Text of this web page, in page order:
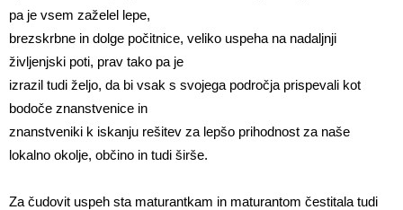
pa je vsem zaželel lepe,
brezskrbne in dolge počitnice, veliko uspeha na nadaljnji
življenjski poti, prav tako pa je
izrazil tudi željo, da bi vsak s svojega področja prispevali kot
bodoče znanstvenice in
znanstveniki k iskanju rešitev za lepšo prihodnost za naše
lokalno okolje, občino in tudi širše.
Za čudovit uspeh sta maturantkam in maturantom čestitala tudi